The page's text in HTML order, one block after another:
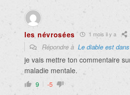
les névrosées 1 mois il y a
Répondre à Le diable est
je vais mettre ton commentaire
maladie mentale.
9 -5